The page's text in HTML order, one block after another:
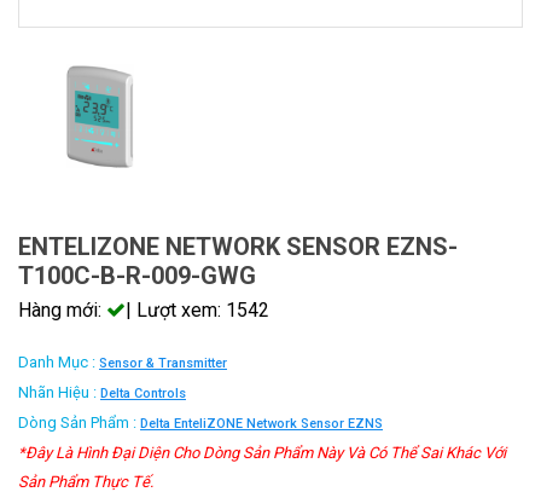
ENTELIZONE NETWORK SENSOR EZNS-
T100C-B-R-009-GWG
Hàng mới: | Lượt xem: 1542
Danh Mục : Sensor & Transmitter
Nhãn Hiệu : Delta Controls
Dòng Sản Phẩm : Delta EnteliZONE Network Sensor EZNS
*Đây Là Hình Đại Diện Cho Dòng Sản Phẩm Này Và Có Thể Sai Khác Với
Sản Phẩm Thực Tế.